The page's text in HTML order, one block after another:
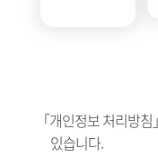
「개인정보 처리방
있습니다.